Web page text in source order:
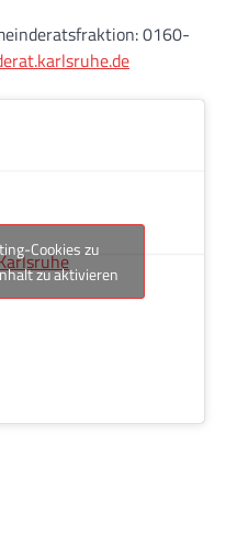
0160-
Cookies zu
zu aktivieren